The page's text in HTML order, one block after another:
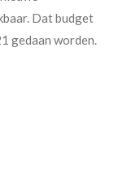
Dat budget
gedaan worden.